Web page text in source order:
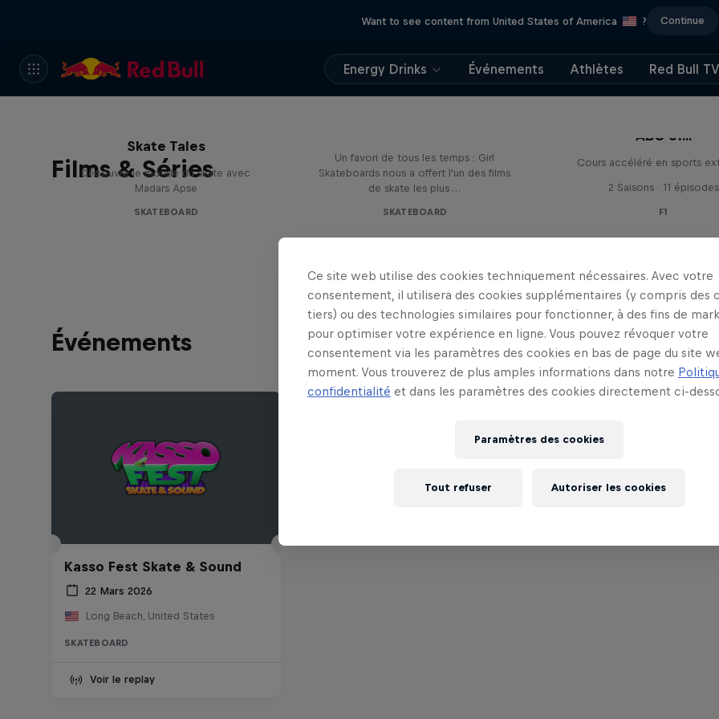
Want to see content from United States of America ? Continue
Energy Drinks Événements Athlètes Red Bull TV
Films & Séries
Skate Tales
Découvre le monde du skate avec
Madars Apse
SKATEBOARD
Un favori de tous les temps : Girl
Skateboards nous a offert l'un des films
de skate les plus …
SKATEBOARD
ABC of...
Cours accéléré en sports
2 Saisons · 11 épisodes
F1
Événements
Kasso Fest Skate & Sound
22 Mars 2026
Long Beach, United States
SKATEBOARD
Voir le replay
Ce site web utilise des cookies techniquement nécessaires. Avec votre
consentement, il utilisera des cookies supplémentaires (y compris des
tiers) ou des technologies similaires pour fonctionner, à des fins de
pour optimiser votre expérience en ligne. Vous pouvez révoquer votre
consentement via les paramètres des cookies en bas de page du site
moment. Vous trouverez de plus amples informations dans notre
confidentialité et dans les paramètres des cookies directement ci-
Paramètres des cookies
Tout refuser Autoriser les cookies